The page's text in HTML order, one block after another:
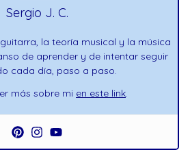
Sergio J. C.
la teoría musical y la música
de aprender y de intentar seguir
cada día, paso a paso.
más sobre mi en este link.